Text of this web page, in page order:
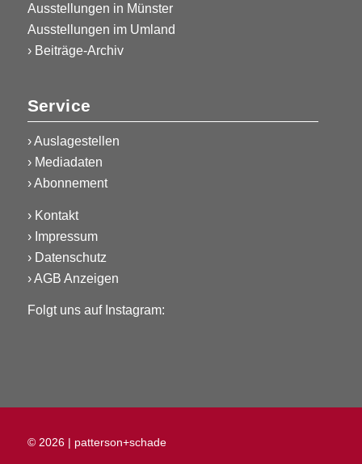
Ausstellungen in Münster
Ausstellungen im Umland
› Beiträge-Archiv
Service
›Auslagestellen
› Mediadaten
›Abonnement
› Kontakt
› Impressum
› Datenschutz
›AGB Anzeigen
Folgt uns auf Instagram:
© 2026 | patterson+schade